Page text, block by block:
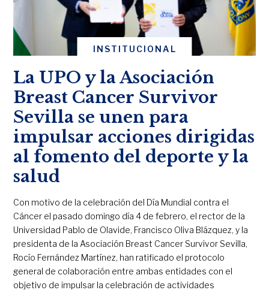
INSTITUCIONAL
La UPO y la Asociación
Breast Cancer Survivor
Sevilla se unen para
impulsar acciones dirigidas
al fomento del deporte y la
salud
Con motivo de la celebración del Día Mundial contra el
Cáncer el pasado domingo día 4 de febrero, el rector de la
Universidad Pablo de Olavide, Francisco Oliva Blázquez, y la
presidenta de la Asociación Breast Cancer Survivor Sevilla,
Rocío Fernández Martínez, han ratificado el protocolo
general de colaboración entre ambas entidades con el
objetivo de impulsar la celebración de actividades